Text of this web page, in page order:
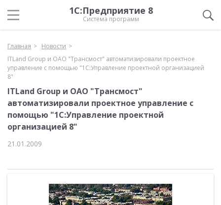
1С:Предприятие 8
Система программ
Главная
Новости
ITLand Group и ОАО "Трансмост" автоматизировали проектное
управление с помощью "1С:Управление проектной организацией
8"
ITLand Group и ОАО "Трансмост"
автоматизировали проектное управление с
помощью "1С:Управление проектной
организацией 8"
21.01.2009